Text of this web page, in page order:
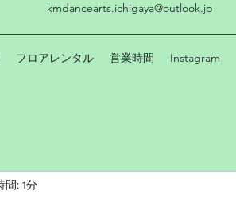
kmdancearts.ichigaya@outlook.jp
フロアレンタル 営業時間 Instagram
間: 1分